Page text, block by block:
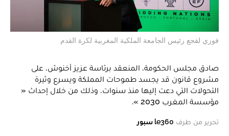
فوزي لقجع رئيس الجامعة الملكية المغربية لكرة القدم
صادق مجلس الحكومة، المنعقد برئاسة عزيز أخنوش، على
مشروع قانون قد يجسد طموحات المملكة ويسرع وثيرة
التحولات التي دعت إليها منذ سنوات، وذلك من خلال إحداث «
مؤسسة المغرب 2030 ».
تحرير من طرف le360 سبور